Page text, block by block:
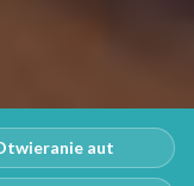
aut